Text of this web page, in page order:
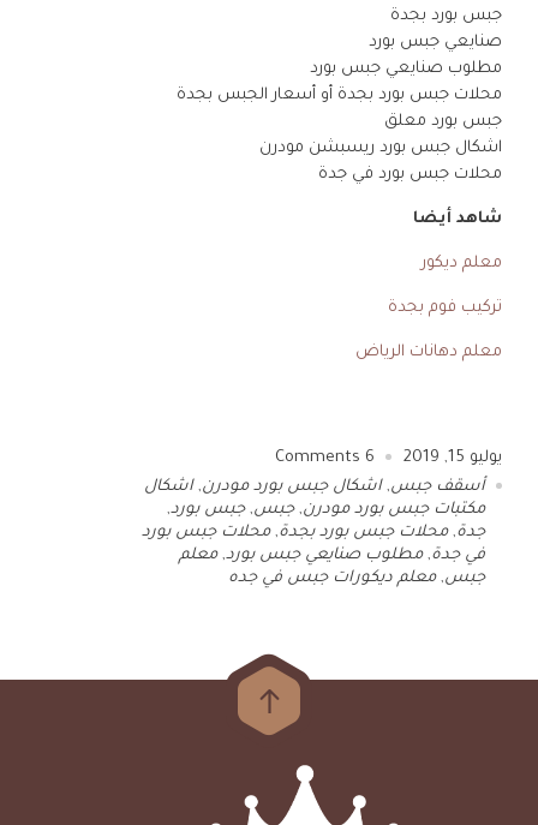
جبس بورد بجدة
صنايعي جبس بورد
مطلوب صنايعي جبس بورد
محلات جبس بورد بجدة أو أسعار الجبس بجدة
جبس بورد معلق
اشكال جبس بورد ريسبشن مودرن
محلات جبس بورد في جدة
شاهد أيضا
معلم ديكور
تركيب فوم بجدة
معلم دهانات الرياض
يوليو 15, 2019 6
أسقف جبس,اشكال جبس بورد مودرن,اشكال
مكتبات جبس بورد مودرن,جبس,جبس بورد,
جدة,محلات جبس بورد بجدة,محلات جبس بورد
في جدة,مطلوب صنايعي جبس بورد,معلم
جبس,معلم ديكورات جبس في جده